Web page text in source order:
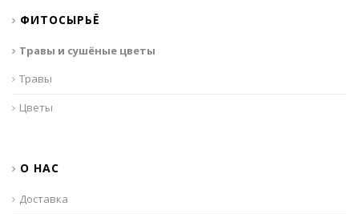
ФИТОСЫРЬЁ
Травы и сушёные цветы
Травы
Цветы
О НАС
Доставка